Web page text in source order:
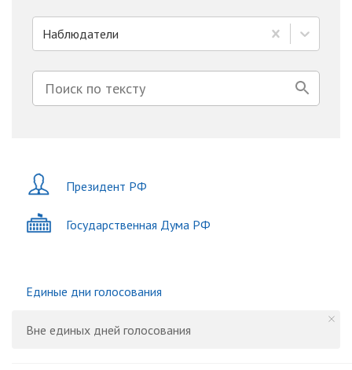
Наблюдатели
Президент РФ
Государственная Дума РФ
Единые дни голосования
Вне единых дней голосования